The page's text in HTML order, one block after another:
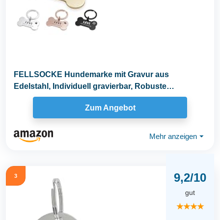
FELLSOCKE Hundemarke mit Gravur aus
Edelstahl, Individuell gravierbar, Robuste
Tiermarke, Dogtag...
Zum Angebot
Mehr anzeigen ⏷
3 9,2/10
gut
★★★★